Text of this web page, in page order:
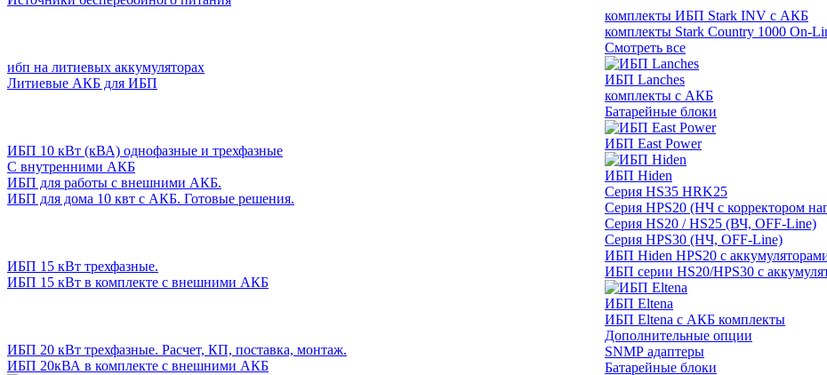
ибп на литиевых аккумуляторах
Литиевые АКБ для ИБП
ИБП 10 кВт (кВА) однофазные и трехфазные
С внутренними АКБ
ИБП для работы с внешними АКБ.
ИБП для дома 10 квт с АКБ. Готовые решения.
ИБП 15 кВт трехфазные.
ИБП 15 кВт в комплекте с внешними АКБ
ИБП 20 кВт трехфазные. Расчет, КП, поставка, монтаж.
ИБП 20кВА в комплекте с внешними АКБ
комплекты ИБП Stark INV с АКБ
комплекты Stark Country 1000 On-
Смотреть все
ИБП Lanches
комплекты с АКБ
Батарейные блоки
ИБП East Power
ИБП Hiden
Серия HS35 HRK25
Серия HPS20 (НЧ с корректором
Серия HS20 / HS25 (ВЧ, OFF-Line)
Серия HPS30 (НЧ, OFF-Line)
ИБП Hiden HPS20 с
ИБП серии HS20/HPS30 с
ИБП Eltena
ИБП Eltena с АКБ комплекты
Дополнительные опции
SNMP адаптеры
Батарейные блоки